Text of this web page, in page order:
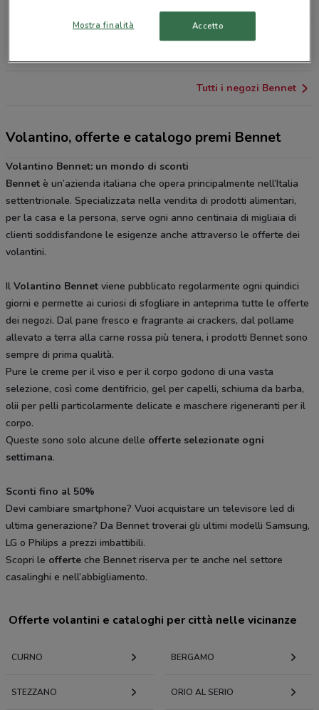
Tutti i negozi Bennet
Volantino, offerte e catalogo premi Bennet
Volantino Bennet: un mondo di sconti
Bennet è un’azienda italiana che opera principalmente nell’Italia
settentrionale. Specializzata nella vendita di prodotti alimentari,
per la casa e la persona, serve ogni anno centinaia di migliaia di
clienti soddisfandone le esigenze anche attraverso le offerte dei
volantini.
Il Volantino Bennet viene pubblicato regolarmente ogni quindici
giorni e permette ai curiosi di sfogliare in anteprima tutte le offerte
dei negozi. Dal pane fresco e fragrante ai crackers, dal pollame
allevato a terra alla carne rossa più tenera, i prodotti Bennet sono
sempre di prima qualità.
Pure le creme per il viso e per il corpo godono di una vasta
selezione, così come dentifricio, gel per capelli, schiuma da barba,
olii per pelli particolarmente delicate e maschere rigeneranti per il
corpo.
Queste sono solo alcune delle offerte selezionate ogni
settimana.
Sconti fino al 50%
Devi cambiare smartphone? Vuoi acquistare un televisore led di
ultima generazione? Da Bennet troverai gli ultimi modelli Samsung,
LG o Philips a prezzi imbattibili.
Scopri le offerte che Bennet riserva per te anche nel settore
casalinghi e nell’abbigliamento.
Offerte volantini e cataloghi per città nelle vicinanze
CURNO BERGAMO
STEZZANO ORIO AL SERIO
Mostra finalità Accetto